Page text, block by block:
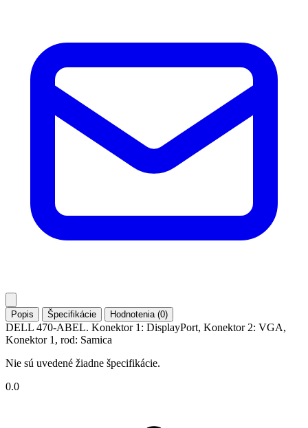
Popis Špecifikácie Hodnotenia (0)
DELL 470-ABEL. Konektor 1: DisplayPort, Konektor 2: VGA,
Konektor 1, rod: Samica
Nie sú uvedené žiadne špecifikácie.
0.0